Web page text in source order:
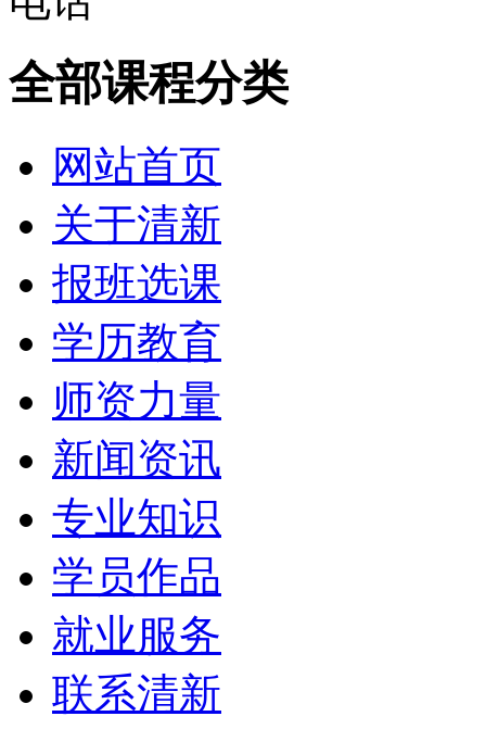
全部课程分类
网站首页
关于清新
报班选课
学历教育
师资力量
新闻资讯
专业知识
学员作品
就业服务
联系清新